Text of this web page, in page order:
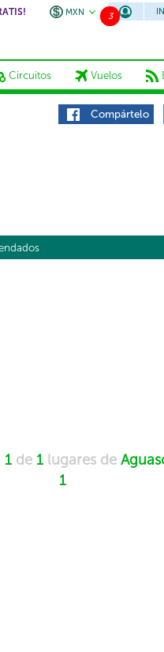
MXN 3
Circuitos Vuelos
Compártelo
1 de 1 lugares de
1